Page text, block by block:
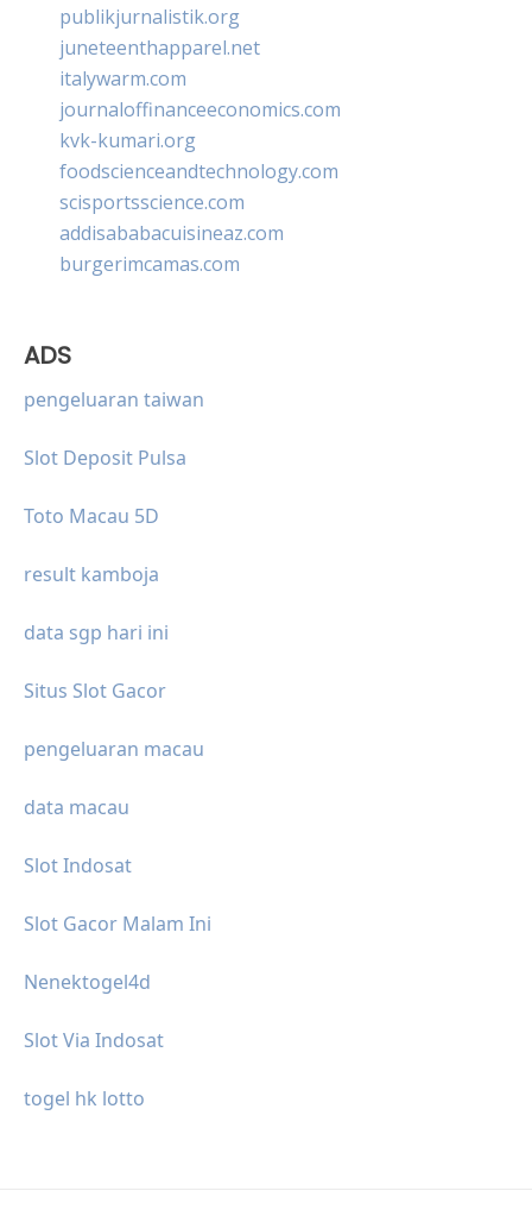
publikjurnalistik.org
juneteenthapparel.net
italywarm.com
journaloffinanceeconomics.com
kvk-kumari.org
foodscienceandtechnology.com
scisportsscience.com
addisababacuisineaz.com
burgerimcamas.com
ADS
pengeluaran taiwan
Slot Deposit Pulsa
Toto Macau 5D
result kamboja
data sgp hari ini
Situs Slot Gacor
pengeluaran macau
data macau
Slot Indosat
Slot Gacor Malam Ini
Nenektogel4d
Slot Via Indosat
togel hk lotto